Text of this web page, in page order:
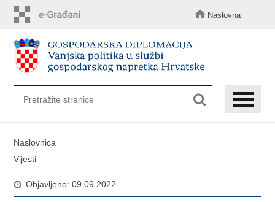
sadržaj
Naslovna
Naslovnica
Vijesti
Objavljeno: 09.09.2022.